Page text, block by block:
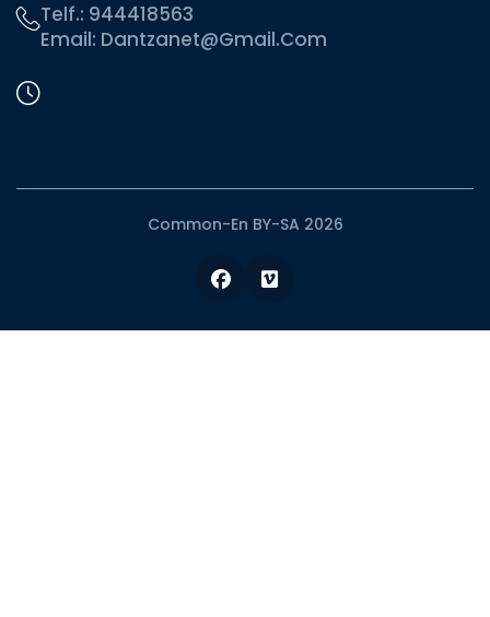
Telf.: 944418563
Email: Dantzanet@gmail.com
Common-En BY-SA 2026
Facebook
Vimeo